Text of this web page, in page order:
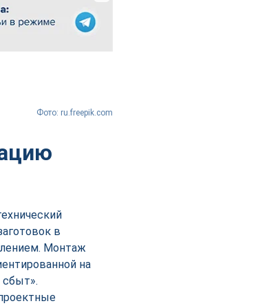
Фото: ru.freepik.com
в
Монтаж
на
сбыт».